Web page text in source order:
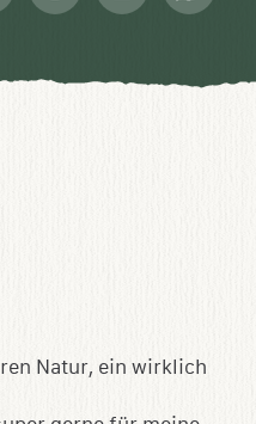
Mail
Natur, ein wirklich